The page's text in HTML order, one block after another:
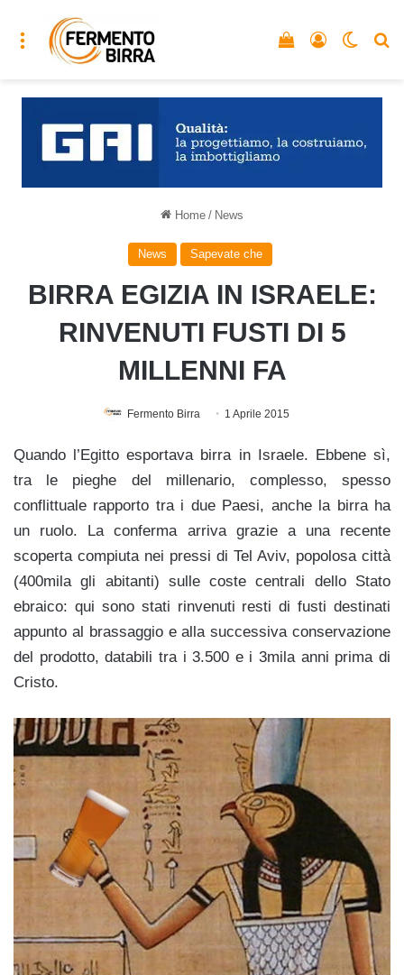
Menu Accedi
Vedi il carrello
Home / News
News Sapevate che
BIRRA EGIZIA IN ISRAELE:
RINVENUTI FUSTI DI 5
MILLENNI FA
Fermento Birra 1 Aprile 2015
Quando l’Egitto esportava birra in Israele. Ebbene sì,
tra le pieghe del millenario, complesso, spesso
conflittuale rapporto tra i due Paesi, anche la birra ha
un ruolo. La conferma arriva grazie a una recente
scoperta compiuta nei pressi di Tel Aviv, popolosa città
(400mila gli abitanti) sulle coste centrali dello Stato
ebraico: qui sono stati rinvenuti resti di fusti destinati
appunto al brassaggio e alla successiva conservazione
del prodotto, databili tra i 3.500 e i 3mila anni prima di
Cristo.